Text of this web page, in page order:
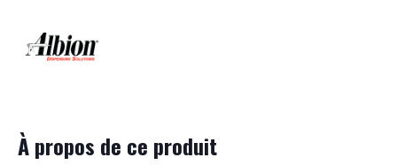
À propos de ce produit